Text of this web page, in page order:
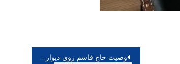
وصیت حاج قاسم روی دیوارنگاره انقلاب نقش بست